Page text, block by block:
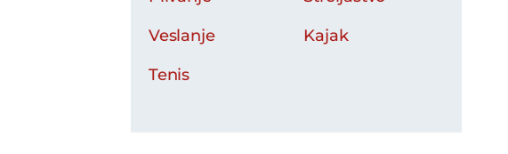
Veslanje
Kajak
Tenis